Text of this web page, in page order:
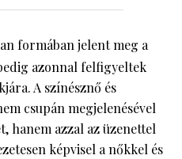
formában jelent meg a
azonnal felfigyeltek
A színésznő és
csupán megjelenésével
hanem azzal az üzenettel
képvisel a nőkkel és